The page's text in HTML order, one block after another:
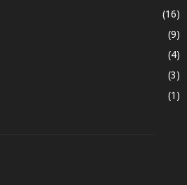
(16)
(9)
(4)
(3)
(1)